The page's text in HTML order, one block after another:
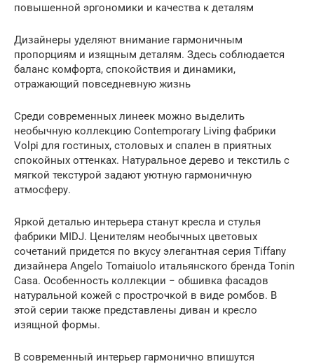
повышенной эргономики и качества к деталям
Дизайнеры уделяют внимание гармоничным
пропорциям и изящным деталям. Здесь соблюдается
баланс комфорта, спокойствия и динамики,
отражающий повседневную жизнь
Среди современных линеек можно выделить
необычную коллекцию Contemporary Living фабрики
Volpi для гостиных, столовых и спален в приятных
спокойных оттенках. Натуральное дерево и текстиль с
мягкой текстурой задают уютную гармоничную
атмосферу.
Яркой деталью интерьера станут кресла и стулья
фабрики MIDJ. Ценителям необычных цветовых
сочетаний придется по вкусу элегантная серия Tiffany
дизайнера Angelo Tomaiuolo итальянского бренда Tonin
Casa. Особенность коллекции − обшивка фасадов
натуральной кожей с прострочкой в виде ромбов. В
этой серии также представлены диван и кресло
изящной формы.
В современный интерьер гармонично впишутся